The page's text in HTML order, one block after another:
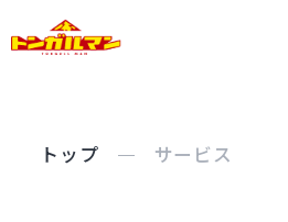
トップ サービス